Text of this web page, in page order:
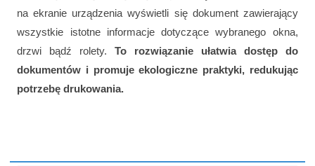
na ekranie urządzenia wyświetli się dokument zawierający
wszystkie istotne informacje dotyczące wybranego okna,
drzwi bądź rolety.To rozwiązanie ułatwia dostęp do
dokumentów i promuje ekologiczne praktyki, redukując
potrzebę drukowania.